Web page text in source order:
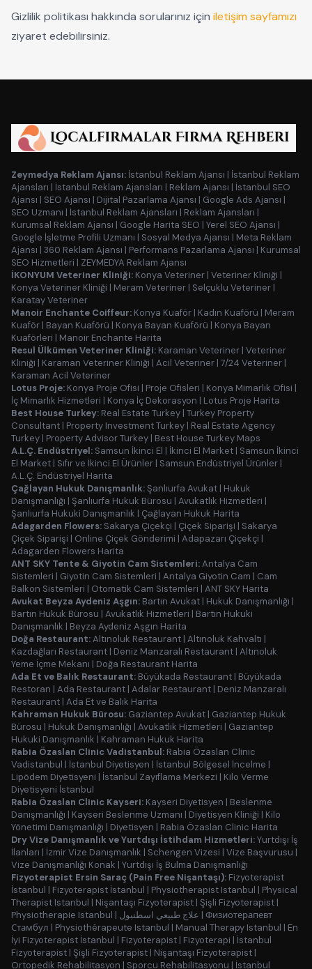
Gizlilik politikası hakkında sorularınız için iletişim sayfamızı
ziyaret edebilirsiniz.
Zeymedya Reklam Ajansı: İstanbul Reklam Ajansı | İstanbul Reklam
Ajansları | İstanbul Reklam Ajansları | Reklam Ajansı | İstanbul SEO
Ajansı | SEO Ajansı | Dijital Pazarlama Ajansı | Google Ads Ajansı |
SEO Uzmanı | İstanbul Reklam Ajansları | Reklam Ajansları |
Kurumsal Reklam Ajansı | Google Harita SEO | Yerel SEO Ajansı |
Google İşletme Profili Uzmanı | Sosyal Medya Ajansı | Meta Reklam
Ajansı | 360 Reklam Ajansı | Performans Pazarlama Ajansı | Kurumsal
SEO Hizmetleri | ZEYMEDYA Reklam Ajansı
İKONYUM Veteriner Kliniği: Konya Veteriner | Veteriner Kliniği |
Konya Veteriner Kliniği | Meram Veteriner | Selçuklu Veteriner |
Karatay Veteriner
Manoir Enchante Coiffeur: Konya Kuaför | Kadın Kuaförü | Meram
Kuaför | Bayan Kuaförü | Konya Bayan Kuaförü | Konya Bayan
Kuaförleri | Manoir Enchante Harita
Resul Ülkümen Veteriner Kliniği: Karaman Veteriner | Veteriner
Kliniği | Karaman Veteriner Kliniği | Acil Veteriner | 7/24 Veteriner |
Karaman Acil Veteriner
Lotus Proje: Konya Proje Ofisi | Proje Ofisleri | Konya Mimarlık Ofisi |
İç Mimarlık Hizmetleri | Konya İç Dekorasyon | Lotus Proje Harita
Best House Turkey: Real Estate Turkey | Turkey Property
Consultant | Property Investment Turkey | Real Estate Agency
Turkey | Property Advisor Turkey | Best House Turkey Maps
A.L.Ç. Endüstriyel: Samsun İkinci El | İkinci El Market | Samsun İkinci
El Market | Sıfır ve İkinci El Ürünler | Samsun Endüstriyel Ürünler |
A.L.Ç. Endüstriyel Harita
Çağlayan Hukuk Danışmanlık:Şanlıurfa Avukat | Hukuk
Danışmanlığı | Şanlıurfa Hukuk Bürosu | Avukatlık Hizmetleri |
Şanlıurfa Hukuki Danışmanlık | Çağlayan Hukuk Harita
Adagarden Flowers: Sakarya Çiçekçi | Çiçek Siparişi | Sakarya
Çiçek Siparişi | Online Çiçek Gönderimi | Adapazarı Çiçekçi |
Adagarden Flowers Harita
ANT SKY Tente & Giyotin Cam Sistemleri:Antalya Cam
Sistemleri | Giyotin Cam Sistemleri | Antalya Giyotin Cam | Cam
Balkon Sistemleri | Otomatik Cam Sistemleri | ANT SKY Harita
Avukat Beyza Aydeniz Aşgın: Bartın Avukat | Hukuk Danışmanlığı |
Bartın Hukuk Bürosu | Avukatlık Hizmetleri | Bartın Hukuki
Danışmanlık | Beyza Aydeniz Aşgın Harita
Doğa Restaurant:Altınoluk Restaurant | Altınoluk Kahvaltı |
Kazdağları Restaurant | Deniz Manzaralı Restaurant | Altınoluk
Yeme İçme Mekanı | Doğa Restaurant Harita
Ada Et ve Balık Restaurant: Büyükada Restaurant | Büyükada
Restoran | Ada Restaurant | Adalar Restaurant | Deniz Manzaralı
Restaurant | Ada Et ve Balık Harita
Kahraman Hukuk Bürosu: Gaziantep Avukat | Gaziantep Hukuk
Bürosu | Hukuk Danışmanlığı | Avukatlık Hizmetleri | Gaziantep
Hukuki Danışmanlık | Kahraman Hukuk Harita
Rabia Özaslan Clinic Vadistanbul: Rabia Özaslan Clinic
Vadistanbul | İstanbul Diyetisyen | İstanbul Bölgesel İncelme |
Lipödem Diyetisyeni | İstanbul Zayıflama Merkezi | Kilo Verme
Diyetisyeni İstanbul
Rabia Özaslan Clinic Kayseri: Kayseri Diyetisyen | Beslenme
Danışmanlığı | Kayseri Beslenme Uzmanı | Diyetisyen Kliniği | Kilo
Yönetimi Danışmanlığı | Diyetisyen | Rabia Özaslan Clinic Harita
Dry Vize Danışmanlık ve Yurtdışı İstihdam Hizmetleri:Yurtdışı İş
İlanları | İzmir Vize Danışmanlık | Schengen Vizesi | Vize Başvurusu |
Vize Danışmanlığı Konak | Yurtdışı İş Bulma Danışmanlığı
Fizyoterapist Ersin Saraç (Pain Free Nişantaşı): Fizyoterapist
İstanbul | Fizyoterapist İstanbul | Physiotherapist Istanbul | Physical
Therapist Istanbul | Nişantaşı Fizyoterapist | Şişli Fizyoterapist |
Physiotherapie Istanbul | علاج طبيعي اسطنبول | Физиотерапевт
Стамбул | Physiothérapeute Istanbul | Manual Therapy Istanbul | En
İyi Fizyoterapist İstanbul | Fizyoterapist | Fizyoterapi | İstanbul
Fizyoterapist | Şişli Fizyoterapist | Nişantaşı Fizyoterapist |
Ortopedik Rehabilitasyon | Sporcu Rehabilitasyonu | İstanbul